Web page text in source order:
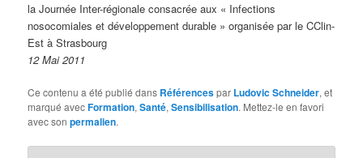
la Journée Inter-régionale consacrée aux « Infections
nosocomiales et développement durable » organisée par le CClin-
Est à Strasbourg
12 Mai 2011
Ce contenu a été publié dans Référencespar Ludovic Schneider, et
marqué avecFormation,Santé,Sensibilisation. Mettez-le en favori
avec sonpermalien.